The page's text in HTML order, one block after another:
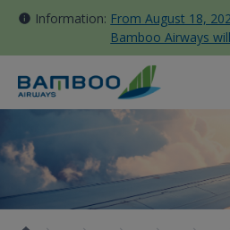
Information: From August 18,
Bamboo Airways
move all domestic
Tan Son Nhat
ẨM THỰC XỨ HUẾ